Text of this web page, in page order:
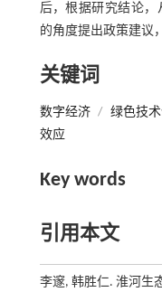
后，根据研究结论
的角度提出政策建议
关键词
数字经济 / 绿色技
效应
Key words
引用本文
李邃, 韩胜仁. 淮河生